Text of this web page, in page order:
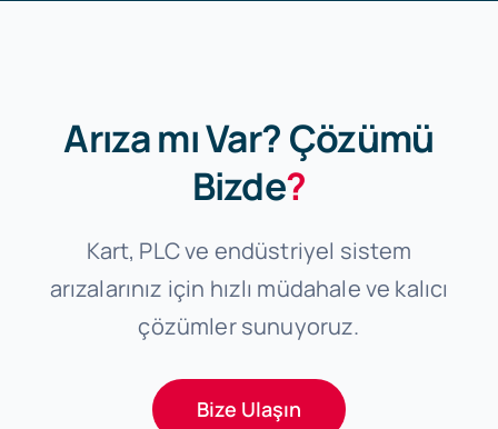
Arıza mı Var? Çözümü
Bizde?
Kart, PLC ve endüstriyel sistem
arızalarınız için hızlı müdahale ve kalıcı
çözümler sunuyoruz.
Bize Ulaşın